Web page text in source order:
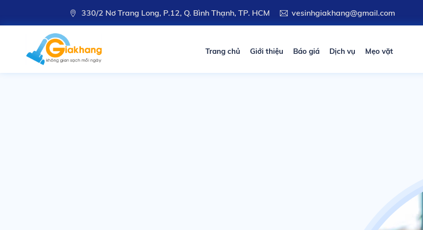
330/2 Nơ Trang Long, P.12, Q. Bình Thạnh, TP. HCM vesinhgiakhang@gmail.com
Trang chủ Giới thiệu Báo giá Dịch vụ Mẹo vặt